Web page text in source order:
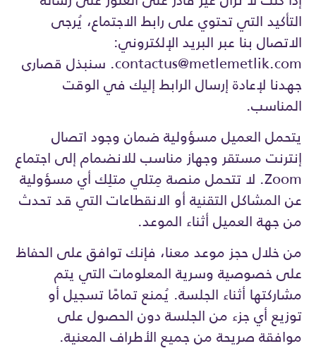
التأكيد التي تحتوي على رابط الاجتماع، يُرجى
الاتصال بنا عبر البريد الإلكتروني:
contactus@metlemetlik.com. سنبذل قصارى
جهدنا لإعادة إرسال الرابط إليك في الوقت
المناسب.
يتحمل العميل مسؤولية ضمان وجود اتصال
إنترنت مستقر وجهاز مناسب للانضمام إلى اجتماع
Zoom. لا تتحمل منصة مِتلي متلِك أي مسؤولية
عن المشاكل التقنية أو الانقطاعات التي قد تحدث
من جهة العميل أثناء الموعد.
من خلال حجز موعد معنا، فإنك توافق على الحفاظ
على خصوصية وسرية المعلومات التي يتم
مشاركتها أثناء الجلسة. يُمنع تمامًا تسجيل أو
توزيع أي جزء من الجلسة دون الحصول على
موافقة صريحة من جميع الأطراف المعنية.